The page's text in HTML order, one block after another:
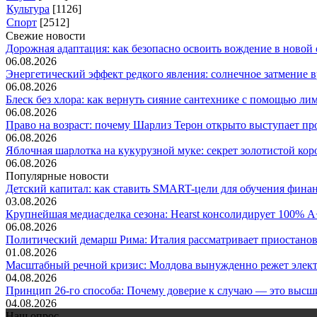
Культура [1126]
Спорт [2512]
Свежие новости
Дорожная адаптация: как безопасно освоить вождение в новой
06.08.2026
Энергетический эффект редкого явления: солнечное затмение
06.08.2026
Блеск без хлора: как вернуть сияние сантехнике с помощью
06.08.2026
Право на возраст: почему Шарлиз Терон открыто выступает
06.08.2026
Яблочная шарлотка на кукурузной муке: секрет золотистой
06.08.2026
Популярные новости
Детский капитал: как ставить SMART-цели для обучения
03.08.2026
Крупнейшая медиасделка сезона: Hearst консолидирует 100%
06.08.2026
Политический демарш Рима: Италия рассматривает
01.08.2026
Масштабный речной кризис: Молдова вынужденно режет
04.08.2026
Принцип 26-го способа: Почему доверие к случаю — это
04.08.2026